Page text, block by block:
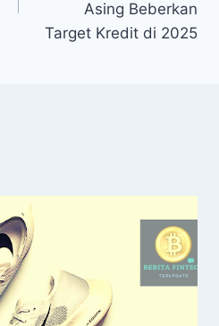
Asing Beberkan
Target Kredit di 2025